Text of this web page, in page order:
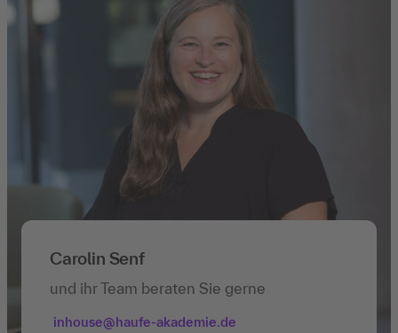
Carolin Senf
und ihr Team beraten Sie gerne
inhouse@haufe-akademie.de